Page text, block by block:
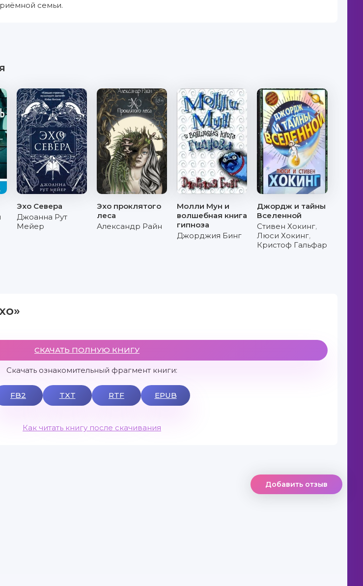
семьи.
Эхо Севера
Джоанна Рут
Мейер
Эхо проклятого
леса
Александр Райн
Молли Мун и
волшебная книга
гипноза
Джорджия Бинг
Джордж и тайны
Вселенной
Стивен Хокинг,
Люси Хокинг,
Кристоф Гальфар
СКАЧАТЬ ПОЛНУЮ КНИГУ
Скачать ознакомительный фрагмент книги:
FB2 TXT RTF EPUB
Как читать книгу после скачивания
Добавить отзыв